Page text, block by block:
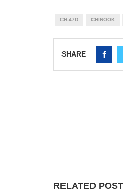
CH-47D CHINOOK
SHARE
RELATED